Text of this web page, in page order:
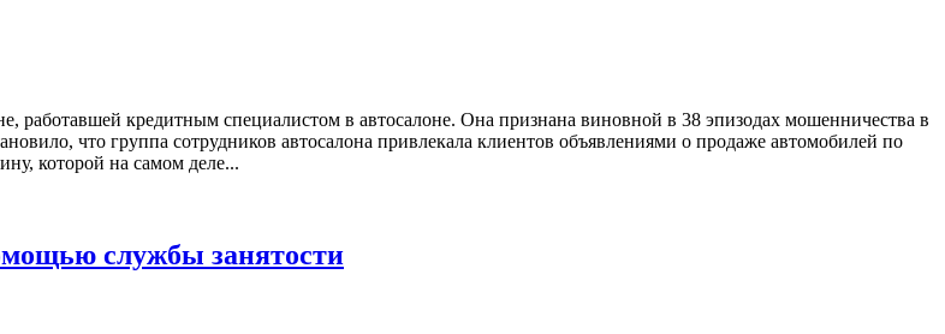
кредитным специалистом в автосалоне. Она признана виновной в 38 эпизодах мошенничества в
что группа сотрудников автосалона привлекала клиентов объявлениями о продаже автомобилей по
которой на самом деле...
службы занятости